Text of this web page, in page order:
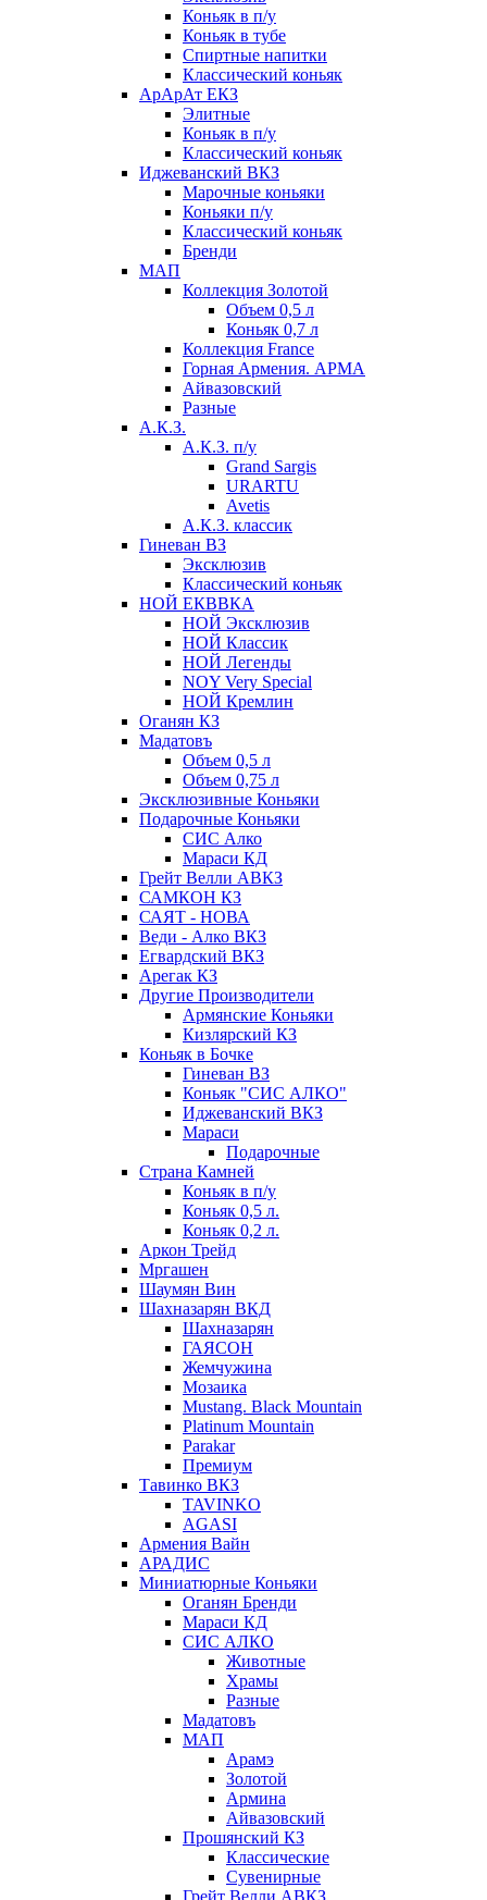
Коньяк в п/у
Коньяк в тубе
Спиртные напитки
Классический коньяк
АрАрАт ЕКЗ
Элитные
Коньяк в п/у
Классический коньяк
Иджеванский ВКЗ
Марочные коньяки
Коньяки п/у
Классический коньяк
Бренди
МАП
Коллекция Золотой
Объем 0,5 л
Коньяк 0,7 л
Коллекция France
Горная Армения. АРМА
Айвазовский
Разные
А.К.З.
А.К.З. п/у
Grand Sargis
URARTU
Avetis
А.К.З. классик
Гиневан ВЗ
Эксклюзив
Классический коньяк
НОЙ ЕКВВКА
НОЙ Эксклюзив
НОЙ Классик
НОЙ Легенды
NOY Very Speсial
НОЙ Кремлин
Оганян КЗ
Мадатовъ
Объем 0,5 л
Объем 0,75 л
Эксклюзивные Коньяки
Подарочные Коньяки
СИС Алко
Мараси КД
Грейт Велли АВКЗ
САМКОН КЗ
САЯТ - НОВА
Веди - Алко ВКЗ
Егвардский ВКЗ
Арегак КЗ
Другие Производители
Армянские Коньяки
Кизлярский КЗ
Коньяк в Бочке
Гиневан ВЗ
Коньяк "СИС АЛКО"
Иджеванский ВКЗ
Мараси
Подарочные
Страна Камней
Коньяк в п/у
Коньяк 0,5 л.
Коньяк 0,2 л.
Аркон Трейд
Мргашен
Шаумян Вин
Шахназарян ВКД
Шахназарян
ГАЯСОН
Жемчужина
Мозаика
Mustang. Black Mountain
Platinum Mountain
Parakar
Премиум
Тавинко ВКЗ
TAVINKO
AGASI
Армения Вайн
АРАДИС
Миниатюрные Коньяки
Оганян Бренди
Мараси КД
СИС АЛКО
Животные
Храмы
Разные
Мадатовъ
МАП
Арамэ
Золотой
Армина
Айвазовский
Прошянский КЗ
Классические
Сувенирные
Грейт Велли АВКЗ